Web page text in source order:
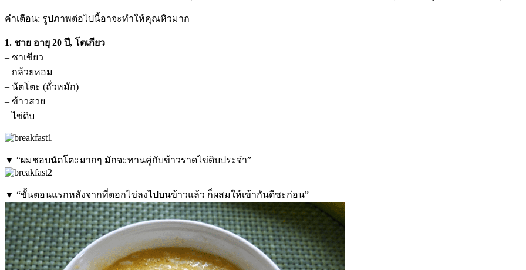
คำเตือน: รูปภาพต่อไปนี้อาจะทำให้คุณหิวมาก
1. ชาย อายุ 20 ปี, โตเกียว
– ชาเขียว
– กล้วยหอม
– นัตโตะ (ถั่วหมัก)
– ข้าวสวย
– ไข่ดิบ
▼ “ผมชอบนัตโตะมากๆ มักจะทานคู่กับข้าวราดไข่ดิบประจำ”
▼ “ขั้นตอนแรกหลังจากที่ตอกไข่ลงไปบนข้าวแล้ว ก็ผสมให้เข้ากันดีซะก่อน”